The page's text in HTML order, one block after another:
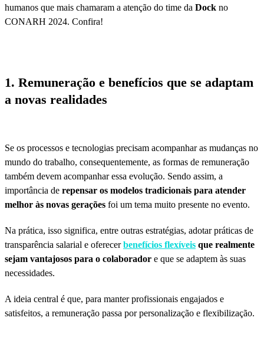
humanos que mais chamaram a atenção do time da Dock no
CONARH 2024. Confira!
1. Remuneração e benefícios que se adaptam
a novas realidades
Se os processos e tecnologias precisam acompanhar as mudanças no
mundo do trabalho, consequentemente, as formas de remuneração
também devem acompanhar essa evolução. Sendo assim, a
importância de repensar os modelos tradicionais para atender
melhor às novas gerações foi um tema muito presente no evento.
Na prática, isso significa, entre outras estratégias, adotar práticas de
transparência salarial e oferecerbenefícios flexíveis que realmente
sejam vantajosos para o colaborador e que se adaptem às suas
necessidades.
A ideia central é que, para manter profissionais engajados e
satisfeitos, a remuneração passa por personalização e flexibilização.